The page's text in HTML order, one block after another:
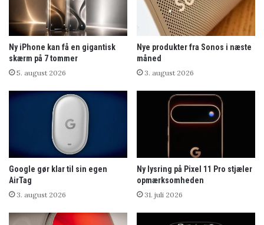
Ny iPhone kan få en gigantisk
skærm på 7 tommer
5. august 2026
Nye produkter fra Sonos i næste
måned
3. august 2026
Google gør klar til sin egen
AirTag
3. august 2026
Ny lysring på Pixel 11 Pro stjæler
opmærksomheden
31. juli 2026